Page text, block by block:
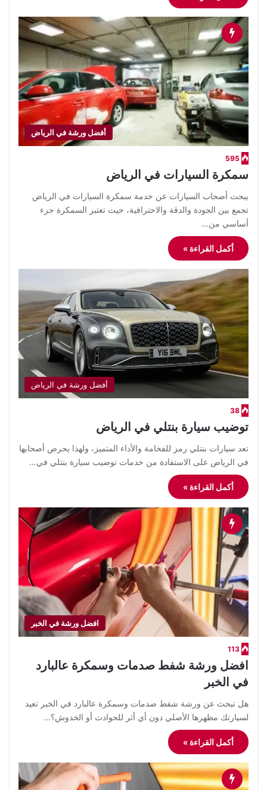
أفضل ورشة في الرياض
595
سمكرة السيارات في الرياض
يبحث أصحاب السيارات عن خدمة سمكرة السيارات في الرياض
تجمع بين الجودة والدقة والاحترافية، حيث تعتبر السمكرة جزء
أساسي من…
أكمل القراءة »
أفضل ورشة في الرياض
38
توضيب سيارة بنتلي في الرياض
تعد سيارات بنتلي رمز للفخامة والأداء المتميز، ولهذا يحرص أصحابها
في الرياض على الاستفادة من خدمات توضيب سيارة بنتلي في…
أكمل القراءة »
افضل ورشة في الخبر
113
افضل ورشة شفط صدمات وسمكرة عالبارد
في الخبر
هل تبحث عن ورشة شفط صدمات وسمكرة عالبارد في الخبر تعيد
لسيارتك مظهرها الأصلي دون أي أثر للحوادث أو الخدوش؟…
أكمل القراءة »